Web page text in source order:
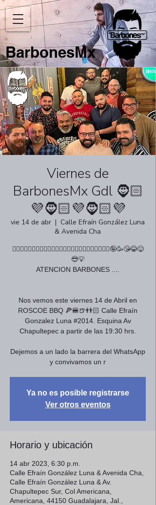
BarbonesMx
Viernes de
BarbonesMx Gdl 🧔🏻
💜🧔🏻💜🧔🏻💜
vie 14 de abr
  |
Calle Efraín González Luna
& Avenida Cha
🧔🏻‍♂️🧔🏾‍♂️🧔🏿‍♂️🧔🏼‍♂️🧔‍♂️🧔🏽‍♀🧔🏿‍♀🧔🏼‍♀🧔‍♀🤪🥳😘😂😋
😎💡
ATENCION BARBONES ....
Nos vemos este viernes 14 de Abril en
ROSCOE BBQ 🍕🍔🍺👬🏻 Calle Efraín
Gonzalez Luna #2014. Esquina Av
Chapultepec a partir de las 19:30 hrs.
Dejemos a un lado la barrera del WhatsApp
y convivamos un r
Ya no es posible registrarse
Ver otros eventos
Horario y ubicación
14 abr 2023, 6:30 p.m.
Calle Efraín González Luna & Avenida Cha,
Calle Efraín González Luna & Av.
Chapultepec Sur, Col Americana,
Americana, 44150 Guadalajara, Jal.,